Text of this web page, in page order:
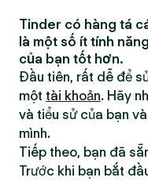
Tinder có hàng tá
là một số ít tính
của bạn tốt hơn.
Đầu tiên, rất dễ để
một tài khoản. Hãy
và tiểu sử của bạn
mình.
Tiếp theo, bạn đã
Trước khi bạn bắt